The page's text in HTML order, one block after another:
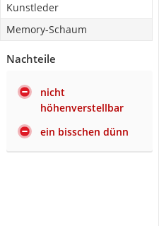
Kunstleder
Memory-Schaum
Nachteile
nicht
höhenverstellbar
ein bisschen dünn